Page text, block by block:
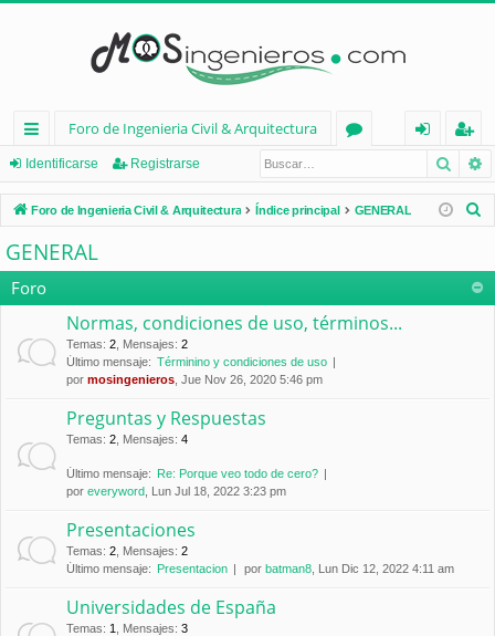
nl
ac
es
rá
pi
d
os
Foro de Ingenieria Civil & Arquitectura
os
nt
ifi
eg
ist
ra
Identificarse Registrarse
Foro de Ingenieria Civil & Arquitectura Índice principal GENERAL
a
GENERAL
Foro
Normas, condiciones de uso, términos...
Temas: 2 Mensajes: 2
Último mensaje: Términino y condiciones de uso
por mosingenieros , Jue Nov 26, 2020 5:46 pm
Preguntas y Respuestas
Temas: 2 Mensajes: 4
Último mensaje: Re: Porque veo todo de cero?
por everyword , Lun Jul 18, 2022 3:23 pm
Presentaciones
Temas: 2 Mensajes: 2
Último mensaje: Presentacion por batman8 , Lun Dic 12, 2022 4:11 am
Universidades de España
Temas: 1 Mensajes: 3